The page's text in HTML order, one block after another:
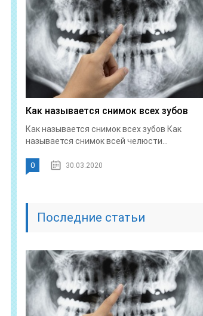
Как называется снимок всех зубов
Как называется снимок всех зубов Как
называется снимок всей челюсти...
0 30.03.2020
Последние статьи